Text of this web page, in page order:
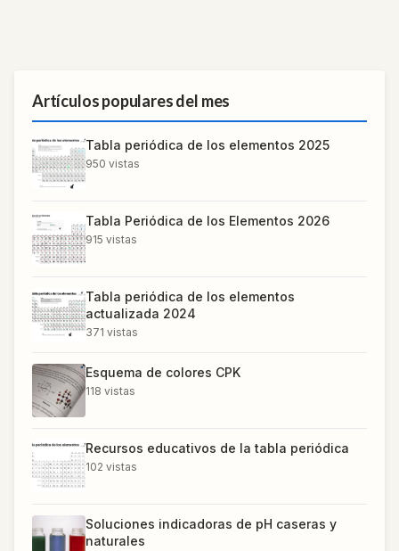
Artículos populares del mes
Tabla periódica de los elementos 2025
950 vistas
Tabla Periódica de los Elementos 2026
915 vistas
Tabla periódica de los elementos
actualizada 2024
371 vistas
Esquema de colores CPK
118 vistas
Recursos educativos de la tabla periódica
102 vistas
Soluciones indicadoras de pH caseras y
naturales